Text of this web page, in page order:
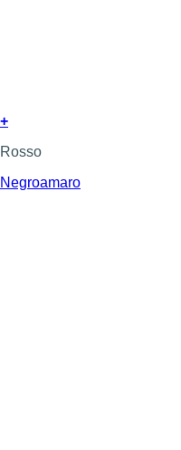
+
Rosso
Negroamaro